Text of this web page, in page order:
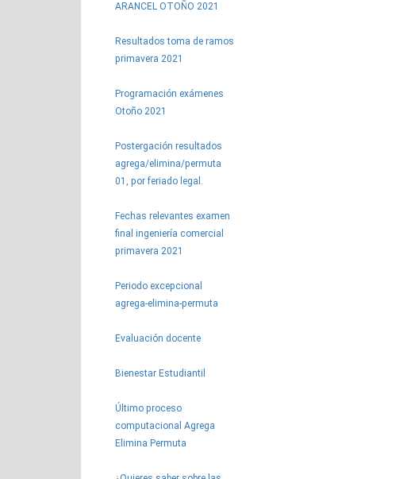
ARANCEL OTOÑO 2021
Resultados toma de ramos
primavera 2021
Programación exámenes
Otoño 2021
Postergación resultados
agrega/elimina/permuta
01, por feriado legal.
Fechas relevantes examen
final ingeniería comercial
primavera 2021
Periodo excepcional
agrega-elimina-permuta
Evaluación docente
Bienestar Estudiantil
Último proceso
computacional Agrega
Elimina Permuta